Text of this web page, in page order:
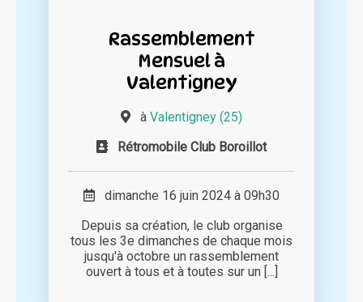
Rassemblement
Mensuel à
Valentigney
à Valentigney (25)
Rétromobile Club Boroillot
dimanche 16 juin 2024 à 09h30
Depuis sa création, le club organise
tous les 3e dimanches de chaque mois
jusqu'à octobre un rassemblement
ouvert à tous et à toutes sur un [...]